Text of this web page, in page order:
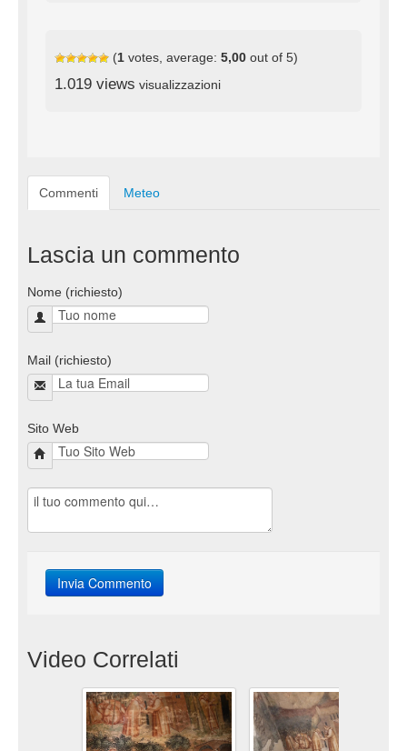
(1 votes, average: 5,00 out of 5)
1.019 views visualizzazioni
Commenti Meteo
Lascia un commento
Nome (richiesto)
Mail (richiesto)
Sito Web
Video Correlati